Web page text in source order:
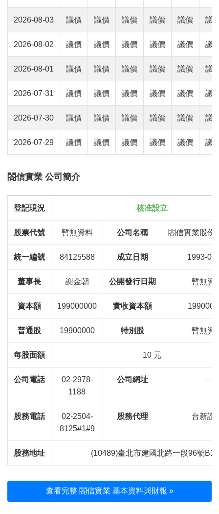
2026-08-03 議價 議價 議價 議價 議價 議
2026-08-02 議價 議價 議價 議價 議價 議
2026-08-01 議價 議價 議價 議價 議價 議
2026-07-31 議價 議價 議價 議價 議價 議
2026-07-30 議價 議價 議價 議價 議價 議
2026-07-29 議價 議價 議價 議價 議價 議
閤信實業 公司簡介
登記現況 核准設立
股票代號 暫無資料 公司名稱 閤信實業股份
統一編號 84125588 成立日期 1993-
董事長 謝金朝 公開發行日期 暫無資
資本額 199000000 實收資本額
普通股 19900000 特別股 暫無資
每股面額 10 元
公司電話
02-2978-
1188
公司網址 —
股務電話
02-2504-
8125#1#9
股務代理 台新證
股務地址 (10489)臺北市建國北路一段96號B1
查看完整 閤信實業 基本資料與財報 »